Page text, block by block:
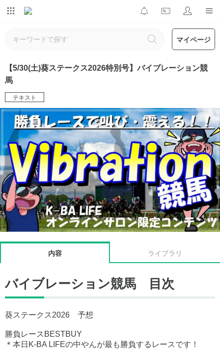
マイページ
【5/30(土)葵ステークス2026特別号】バイブレーション競
馬
テキスト
内容 ライブラリ
バイブレーション競馬 目次
葵ステークス2026 予想
勝負レースBESTBUY
＊本日K-BA LIFEの中やんが最も勝負するレースです！